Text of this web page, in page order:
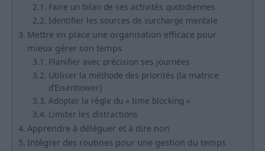
Faire un bilan de ses activités quotidiennes
Identifier les sources de surcharge mentale
Mettre en place une organisation efficace pour
mieux gérer son temps
Planifier avec précision ses journées
Utiliser la méthode des priorités (la matrice
d’Eisenhower)
Adopter la règle du « time blocking »
Limiter les distractions
Apprendre à déléguer et à dire non
Intégrer des routines pour une gestion du temps